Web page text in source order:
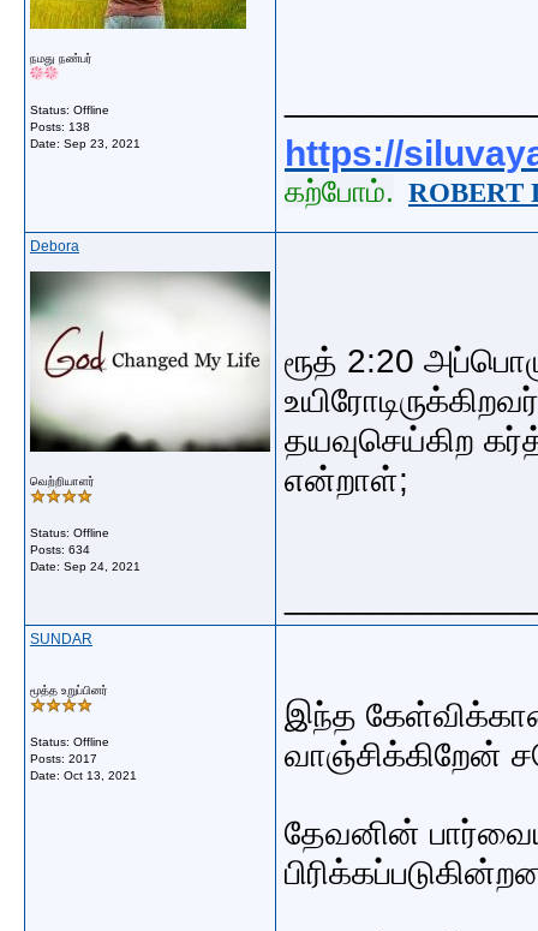
நமது நண்பர்
Status: Offline
Posts: 138
Date: Sep 23, 2021 https://
கற்போம். ROBERT
Debora
வெற்றியாளர்
Status: Offline
Posts: 634
Date: Sep 24, 2021
ரூத் 2:20
தயவுசெய்கிற
என்றாள்;
SUNDAR
மூத்த உறுப்பினர்
Status: Offline
Posts: 2017
Date: Oct 13, 2021
இந்த
வாஞ்சிக்கிறேன்
தேவனின்